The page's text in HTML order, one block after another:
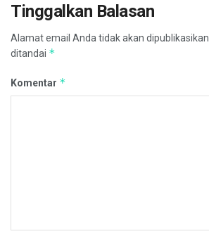
Tinggalkan Balasan
Alamat email Anda tidak akan dipublikasikan.
ditandai *
Komentar *